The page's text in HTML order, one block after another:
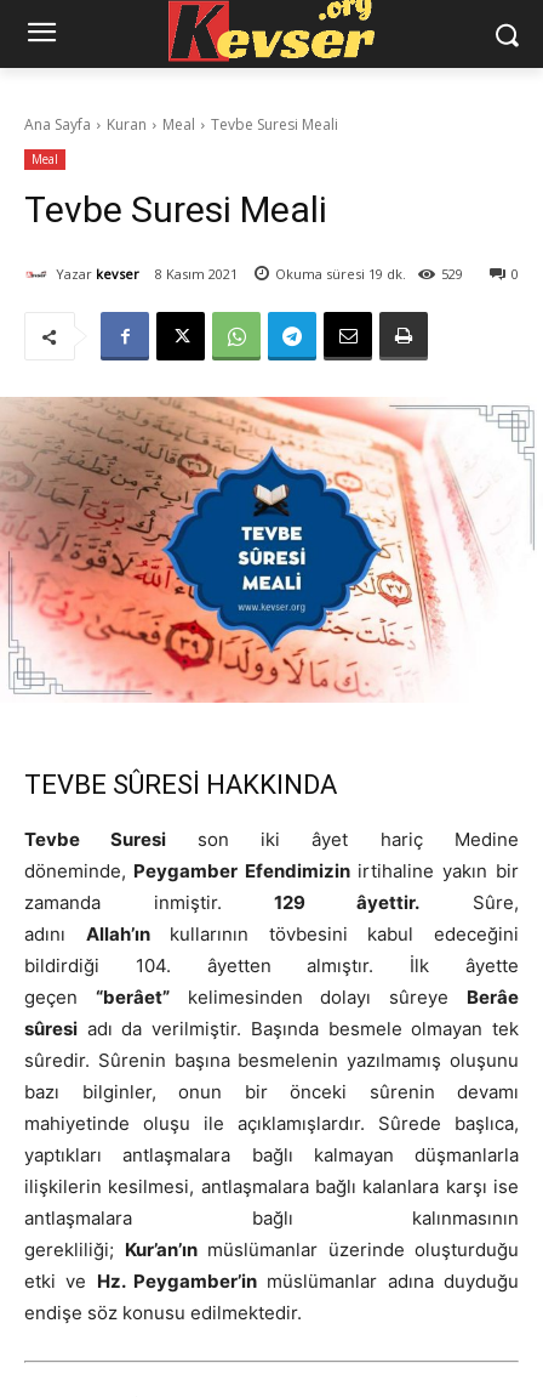
Ana Sayfa Kuran Meal Tevbe Suresi Meali
Meal
Tevbe Suresi Meali
Yazar kevser 8 Kasım 2021 Okuma süresi 19 dk. 0
529
TEVBE SÛRESİ HAKKINDA
Tevbe Suresi son iki âyet hariç Medine
döneminde, Peygamber Efendimizinirtihaline yakın bir
zamanda inmiştir. 129 âyettir. Sûre,
adını Allah’ınkullarının tövbesini kabul edeceğini
bildirdiği 104. âyetten almıştır. İlk âyette
geçen “berâet”kelimesinden dolayı sûreye Berâe
sûresi adı da verilmiştir. Başında besmele olmayan tek
sûredir. Sûrenin başına besmelenin yazılmamış oluşunu
bazı bilginler, onun bir önceki sûrenin devamı
mahiyetinde oluşu ile açıklamışlardır. Sûrede başlıca,
yaptıkları antlaşmalara bağlı kalmayan düşmanlarla
ilişkilerin kesilmesi, antlaşmalara bağlı kalanlara karşı ise
antlaşmalara bağlı kalınmasının
gerekliliği; Kur’an’ınmüslümanlar üzerinde oluşturduğu
etki ve Hz. Peygamber’in müslümanlar adına duyduğu
endişe söz konusu edilmektedir.